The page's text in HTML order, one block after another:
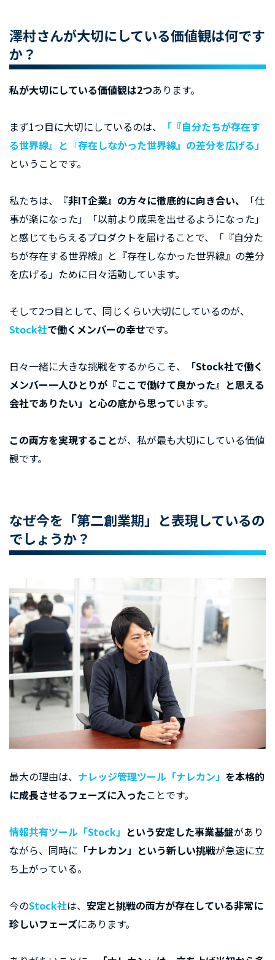
澤村さんが大切にしている価値観は何です
か？
私が大切にしている価値観は2つあります。
まず1つ目に大切にしているのは、
「『自分たちが存在す
る世界線』と『存在しなかった世界線』の差分を広げる」
ということです。
私たちは、 『非IT企業』の方々に徹底的に向き合い、
「仕
事が楽になった」「以前より成果を出せるようになった」
と感じてもらえるプロダクトを届けることで、「『自分た
ちが存在する世界線』と『存在しなかった世界線』の差分
を広げる」ために日々活動しています。
そして2つ目として、同じくらい大切にしているのが、
Stock社で働くメンバーの幸せです。
日々一緒に大きな挑戦をするからこそ、
「Stock社で働く
メンバー一人ひとりが『ここで働けて良かった』と思える
会社でありたい」と心の底から思っています。
この両方を実現することが、私が最も大切にしている価値
観です。
なぜ今を「第二創業期」と表現しているの
でしょうか？
最大の理由は、 ナレッジ管理ツール「ナレカン」 を本格的
に成長させるフェーズに入ったことです。
情報共有ツール「Stock」 という安定した事業基盤があり
ながら、同時に 「ナレカン」という新しい挑戦が急速に立
ち上がっている。
今のStock社は、 安定と挑戦の両方が存在している非常に
珍しいフェーズにあります。